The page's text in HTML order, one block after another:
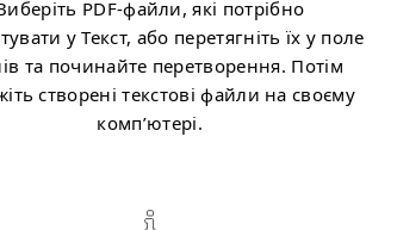
PDF-файли, які потрібно
у Текст, або перетягніть їх у поле
та починайте перетворення. Потім
створенi текстові файли на своєму
комп’ютері.